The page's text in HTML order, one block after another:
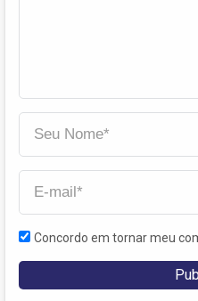
Concordo em tornar meu